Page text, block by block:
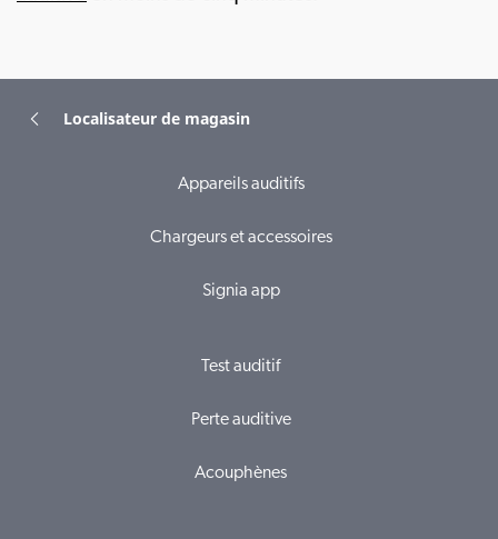
Localisateur de magasin
Appareils auditifs
Chargeurs et accessoires
Signia app
Test auditif
Perte auditive
Acouphènes